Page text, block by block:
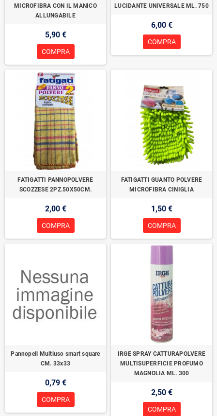
MICROFIBRA CON IL MANICO
ALLUNGABILE
5,90 €
COMPRA
LUCIDANTE UNIVERSALE ML. 750
6,00 €
COMPRA
FATIGATTI PANNOPOLVERE
SCOZZESE 2PZ.50X50CM.
2,00 €
COMPRA
FATIGATTI GUANTO POLVERE
MICROFIBRA CINIGLIA
1,50 €
COMPRA
Pannopell Multiuso smart square
CM. 33x33
0,79 €
COMPRA
IRGE SPRAY CATTURAPOLVERE
MULTISUPERFICIE PROFUMO
MAGNOLIA ML. 300
2,50 €
COMPRA